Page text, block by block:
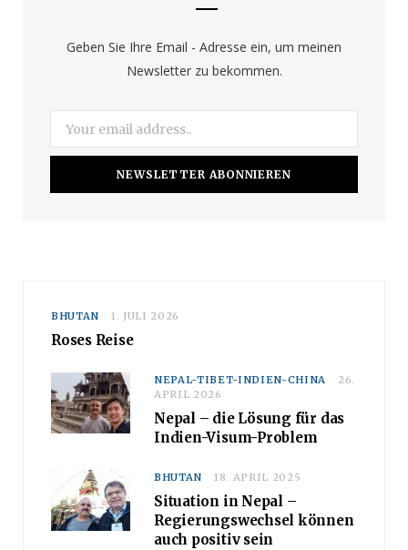
k
g
r
a
Geben Sie Ihre Email - Adresse ein, um meinen
Newsletter zu bekommen.
BHUTAN 1. JULI 2026
Roses Reise
NEPAL-TIBET-INDIEN-CHINA
26.
APRIL 2026
Nepal – die Lösung für das
Indien-Visum-Problem
BHUTAN 18. APRIL 2025
Situation in Nepal –
Regierungswechsel können
auch positiv sein